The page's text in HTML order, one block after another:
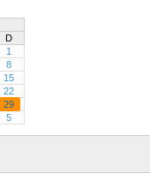
D
1
8
15
22
29
5